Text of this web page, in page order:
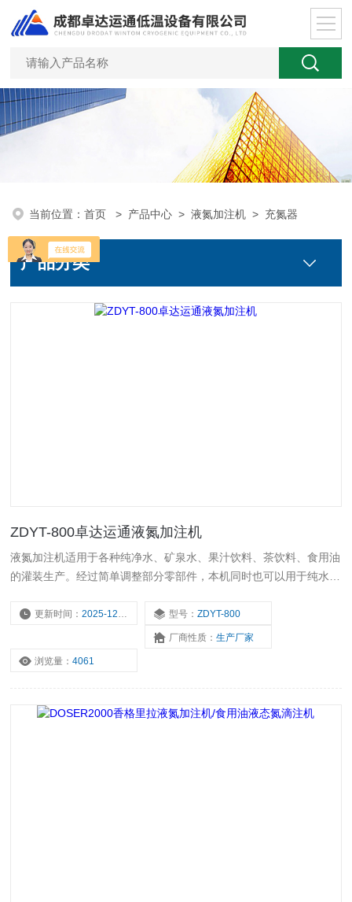
当前位置：首页 > 产品中心 >液氮加注机 > 充氮器
产品分类
ZDYT-800卓达运通液氮加注机
液氮加注机适用于各种纯净水、矿泉水、果汁饮料、茶饮料、食用油
的灌装生产。经过简单调整部分零部件，本机同时也可以用于纯水，
准确，设备配有*的回流系统，避免饮料的二次污染及氧化；能满足
95℃以下的热灌装技术要求，本设备采用人机界面触摸屏控制，PLC
更新时间：2025-12-18 型号： ZDYT-800
厂商性质： 生产厂家
浏览量：4061